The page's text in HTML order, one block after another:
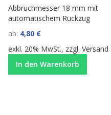
Abbruchmesser 18 mm mit
automatischem Rückzug
ab 4,80 €
exkl. 20% MwSt., zzgl.Versand
In den Warenkorb